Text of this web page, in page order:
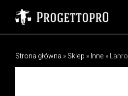
Strona główna »Sklep »Inne »